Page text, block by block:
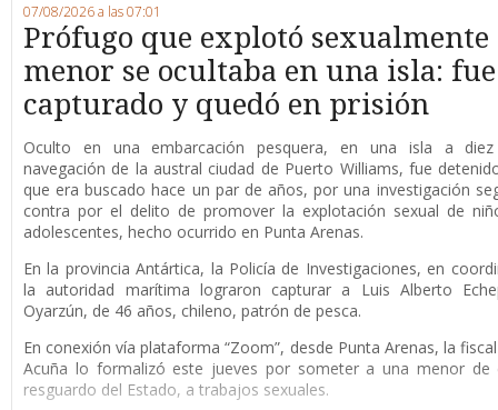
07/08/2026 a las 07:01
Prófugo que explotó sexualmente
menor se ocultaba en una isla: fue
capturado y quedó en prisión
Oculto en una embarcación pesquera, en una isla a
navegación de la austral ciudad de Puerto Williams, fue
que era buscado hace un par de años, por una investigación
contra por el delito de promover la explotación sexual de
adolescentes, hecho ocurrido en Punta Arenas.
En la provincia Antártica, la Policía de Investigaciones, en
la autoridad marítima lograron capturar a Luis Alberto
Oyarzún, de 46 años, chileno, patrón de pesca.
En conexión vía plataforma “Zoom”, desde Punta Arenas, la
Acuña lo formalizó este jueves por someter a una menor de
resguardo del Estado, a trabajos sexuales.